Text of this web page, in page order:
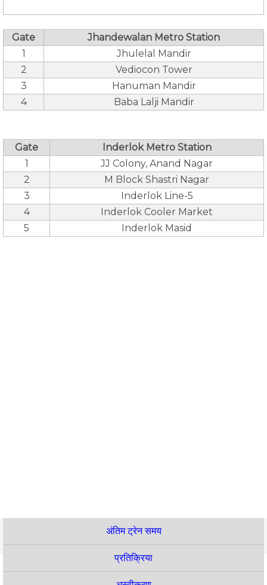
Gate
Jhandewalan Metro Station
1
Jhulelal Mandir
2
Vediocon Tower
3
Hanuman Mandir
4
Baba Lalji Mandir
Gate
Inderlok Metro Station
1
JJ Colony, Anand Nagar
2
M Block Shastri Nagar
3
Inderlok Line-5
4
Inderlok Cooler Market
5
Inderlok Masid
अंतिम ट्रेन समय
प्रतिक्रिया